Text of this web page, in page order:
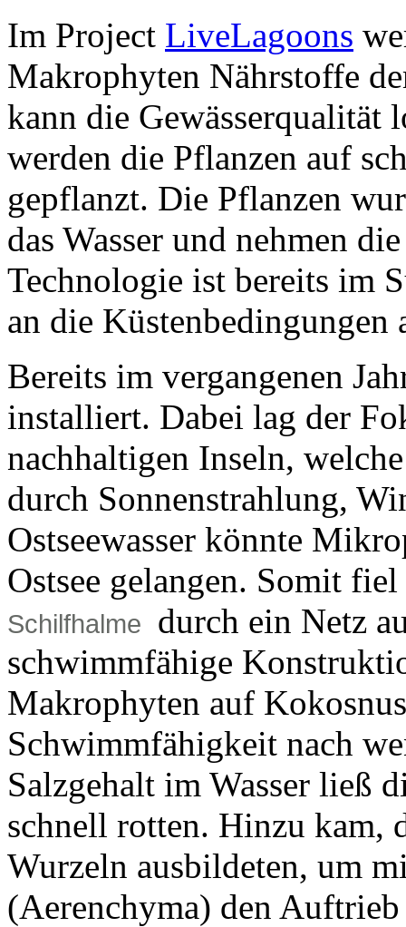
Im Project LiveLagoons
Makrophyten Nährstoffe
kann die Gewässerqualität
werden die Pflanzen auf
gepflanzt. Die Pflanzen
das Wasser und nehmen
Technologie ist bereits im
an die Küstenbedingungen
Bereits im vergangenen
installiert. Dabei lag der
nachhaltigen Inseln,
durch Sonnenstrahlung,
Ostseewasser könnte
Ostsee gelangen. Somit
Schilfhalme
durch ein Netz
schwimmfähige
Makrophyten auf
Schwimmfähigkeit nach
Salzgehalt im Wasser ließ
schnell rotten. Hinzu kam,
Wurzeln ausbildeten, um
(Aerenchyma) den